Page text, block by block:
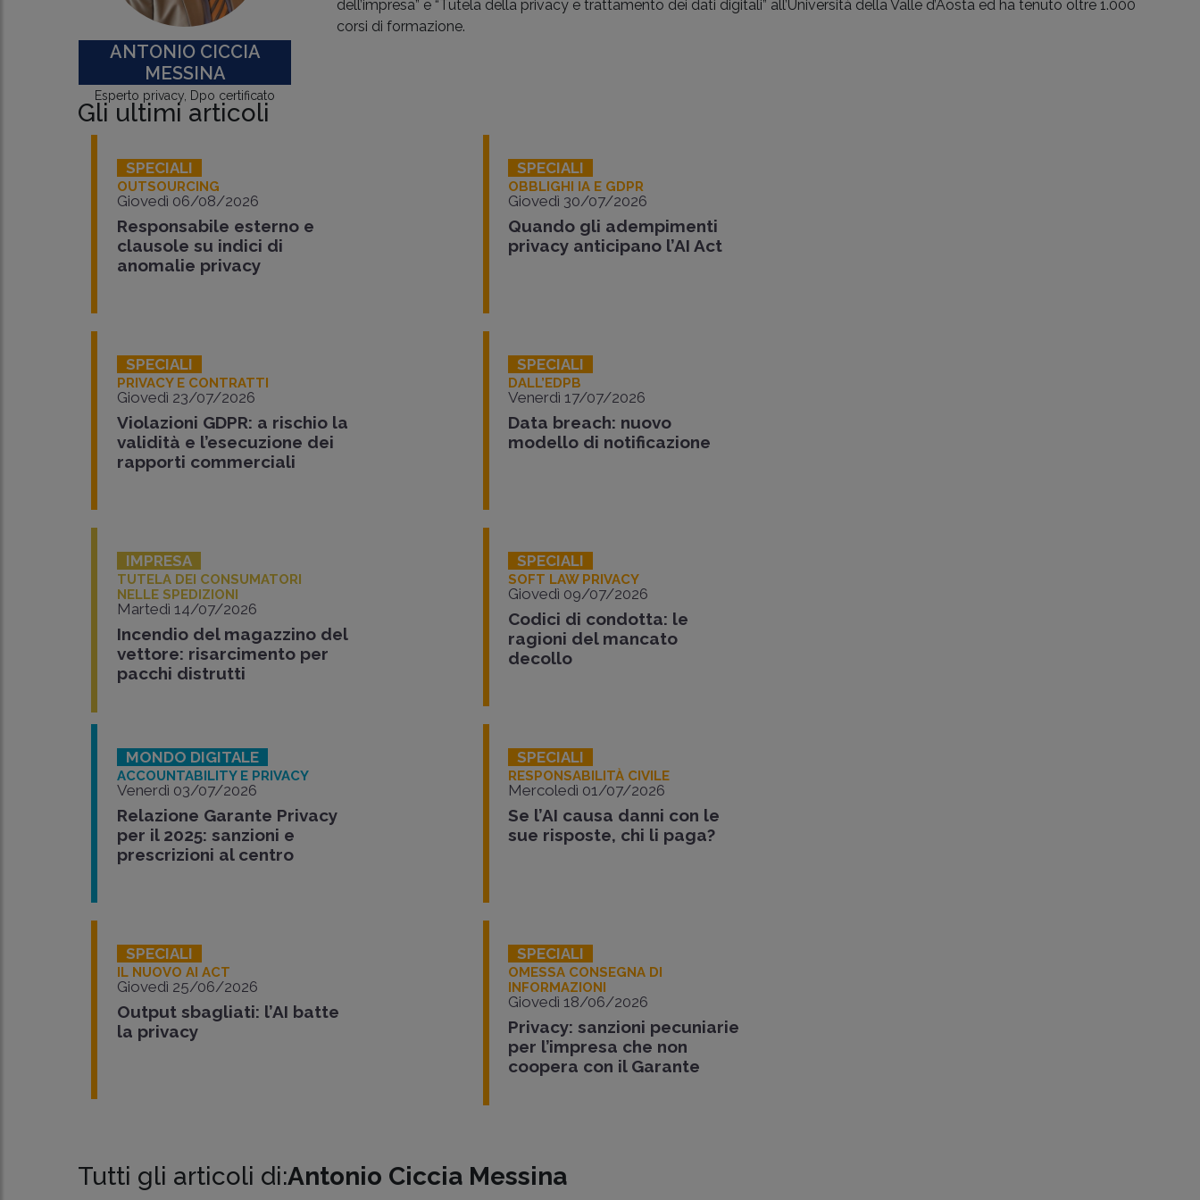
ANTONIO CICCIA
MESSINA
Esperto privacy, Dpo certificato
dell’impresa” e “Tutela della privacy e trattamento dei dati digitali” all’Università della Valle d’Aosta ed ha tenuto oltre 1.000
corsi di formazione.
Gli ultimi articoli
SPECIALI
OUTSOURCING
Giovedì 06/08/2026
Responsabile esterno e
clausole su indici di
anomalie privacy
SPECIALI
OBBLIGHI IA E GDPR
Giovedì 30/07/2026
Quando gli adempimenti
privacy anticipano l’AI Act
SPECIALI
PRIVACY E CONTRATTI
Giovedì 23/07/2026
Violazioni GDPR: a rischio la
validità e l’esecuzione dei
rapporti commerciali
SPECIALI
DALL’EDPB
Venerdì 17/07/2026
Data breach: nuovo
modello di notificazione
IMPRESA
TUTELA DEI CONSUMATORI
NELLE SPEDIZIONI
Martedì 14/07/2026
Incendio del magazzino del
vettore: risarcimento per
pacchi distrutti
SPECIALI
SOFT LAW PRIVACY
Giovedì 09/07/2026
Codici di condotta: le
ragioni del mancato
decollo
MONDO DIGITALE
ACCOUNTABILITY E PRIVACY
Venerdì 03/07/2026
Relazione Garante Privacy
per il 2025: sanzioni e
prescrizioni al centro
SPECIALI
RESPONSABILITÀ CIVILE
Mercoledì 01/07/2026
Se l’AI causa danni con le
sue risposte, chi li paga?
SPECIALI
IL NUOVO AI ACT
Giovedì 25/06/2026
Output sbagliati: l’AI batte
la privacy
SPECIALI
OMESSA CONSEGNA DI
INFORMAZIONI
Giovedì 18/06/2026
Privacy: sanzioni pecuniarie
per l’impresa che non
coopera con il Garante
Tutti gli articoli di:Antonio Ciccia Messina